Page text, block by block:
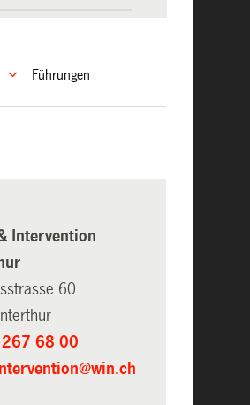
Führungen
Intervention
60
68 00